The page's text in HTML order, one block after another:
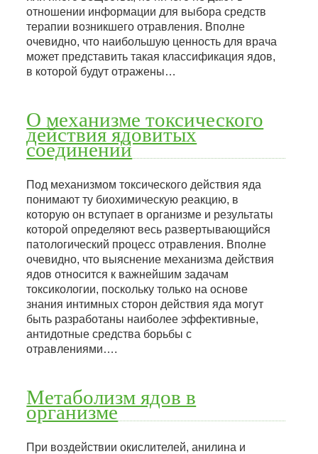
отношении информации для выбора средств
терапии возникшего отравления. Вполне
очевидно, что наибольшую ценность для врача
может представить такая классификация ядов,
в которой будут отражены…
О механизме токсического
действия ядовитых
соединений
Под механизмом токсического действия яда
понимают ту биохимическую реакцию, в
которую он вступает в организме и результаты
которой определяют весь развертывающийся
патологический процесс отравления. Вполне
очевидно, что выяснение механизма действия
ядов относится к важнейшим задачам
токсикологии, поскольку только на основе
знания интимных сторон действия яда могут
быть разработаны наиболее эффективные,
антидотные средства борьбы с
отравлениями….
Метаболизм ядов в
организме
При воздействии окислителей, анилина и